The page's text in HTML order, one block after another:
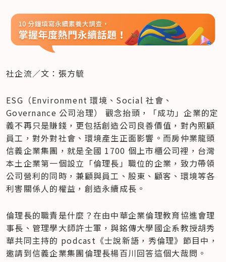
社企流／文：張方毓
ESG（Environment 環境、Social 社會、
Governance 公司治理） 觀念抬頭，「成功」企業的定
義不再只是賺錢，更包括創造公司良善價值，對內照顧
員工，對外對社會、環境產生正面影響。而房仲業龍頭
信義企業集團，就是全國 1700 個上市櫃公司裡，台灣
本土企業第一個設立「倫理長」職位的企業，致力帶領
公司營利的同時，兼顧與員工、股東、顧客、環境等各
利害關係人的權益，創造永續成長。
倫理長的職責是什麼？在由中華企業倫理教育協進會理
事長、管理學大師許士軍，與銘傳大學國企系教授胡秀
華共同主持的 podcast《士說新語，秀倫理》節目中，
邀請到信義企業集團倫理長楊百川回答這個大哉問。